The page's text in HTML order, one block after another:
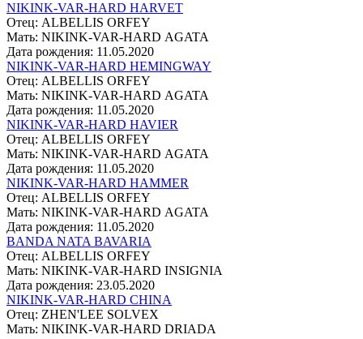
NIKINK-VAR-HARD HARVET
Отец: ALBELLIS ORFEY
Мать: NIKINK-VAR-HARD АGATA
Дата рождения: 11.05.2020
NIKINK-VAR-HARD HEMINGWAY
Отец: ALBELLIS ORFEY
Мать: NIKINK-VAR-HARD АGATA
Дата рождения: 11.05.2020
NIKINK-VAR-HARD HAVIER
Отец: ALBELLIS ORFEY
Мать: NIKINK-VAR-HARD АGATA
Дата рождения: 11.05.2020
NIKINK-VAR-HARD HAMMER
Отец: ALBELLIS ORFEY
Мать: NIKINK-VAR-HARD АGATA
Дата рождения: 11.05.2020
BANDA NATA BAVARIA
Отец: ALBELLIS ORFEY
Мать: NIKINK-VAR-HARD INSIGNIA
Дата рождения: 23.05.2020
NIKINK-VAR-HARD CHINA
Отец: ZHEN'LEE SOLVEX
Мать: NIKINK-VAR-HARD DRIADA